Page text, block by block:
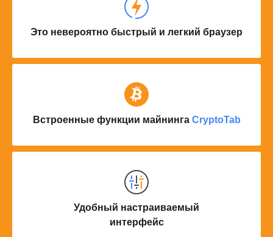
Это невероятно быстрый и легкий браузер
Встроенные функции майнинга CryptoTab
Удобный настраиваемый
интерфейс